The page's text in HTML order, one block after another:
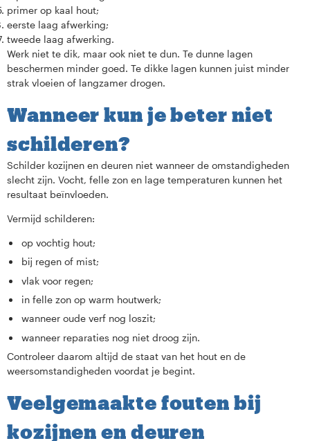
primer op kaal hout;
eerste laag afwerking;
tweede laag afwerking.
Werk niet te dik, maar ook niet te dun. Te dunne lagen
beschermen minder goed. Te dikke lagen kunnen juist minder
strak vloeien of langzamer drogen.
Wanneer kun je beter niet
schilderen?
Schilder kozijnen en deuren niet wanneer de omstandigheden
slecht zijn. Vocht, felle zon en lage temperaturen kunnen het
resultaat beïnvloeden.
Vermijd schilderen:
op vochtig hout;
bij regen of mist;
vlak voor regen;
in felle zon op warm houtwerk;
wanneer oude verf nog loszit;
wanneer reparaties nog niet droog zijn.
Controleer daarom altijd de staat van het hout en de
weersomstandigheden voordat je begint.
Veelgemaakte fouten bij
kozijnen en deuren